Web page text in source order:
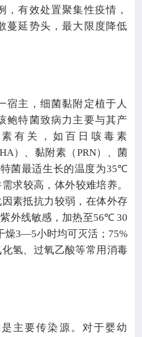
，有效处置聚集性疫情，
蔓延势头，最大限度降低
宿主，细菌黏附定植于人
鲍特菌致病力主要与其产
有关，如百日咳毒素
）、黏附素（PRN）、菌
菌最适生长的温度为35℃
求较高，体外较难培养。
素抵抗力较弱，在体外存
外线敏感，加热至56℃ 30
燥3—5小时均可灭活； 75%
氢、过氧乙酸等常用消毒
主要传染源。对于婴幼